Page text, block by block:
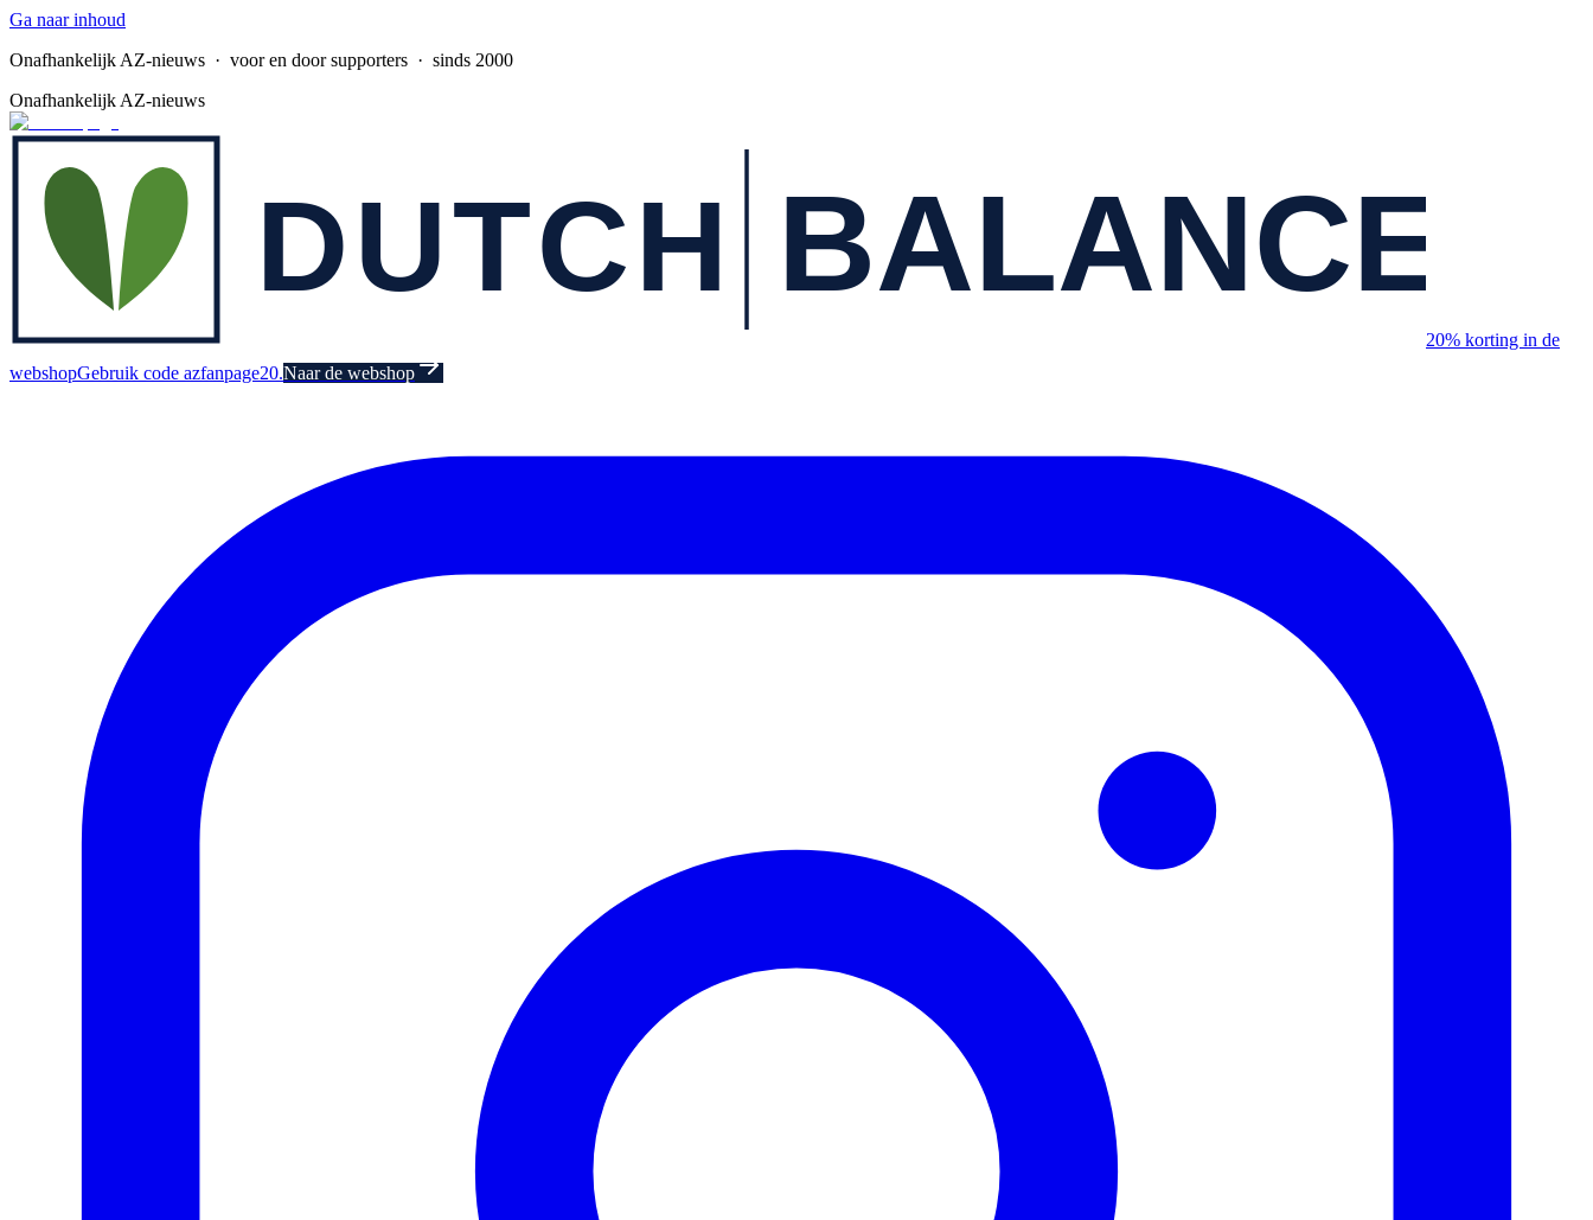
Ga naar inhoud
Onafhankelijk AZ-nieuws · voor en door supporters · sinds 2000
Onafhankelijk AZ-nieuws
20% korting in de
webshopGebruik code azfanpage20.Naar de webshop